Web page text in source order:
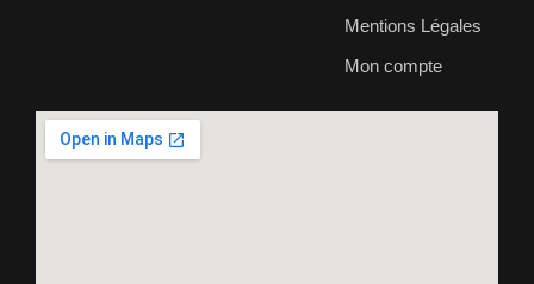
Mentions Légales
Mon compte